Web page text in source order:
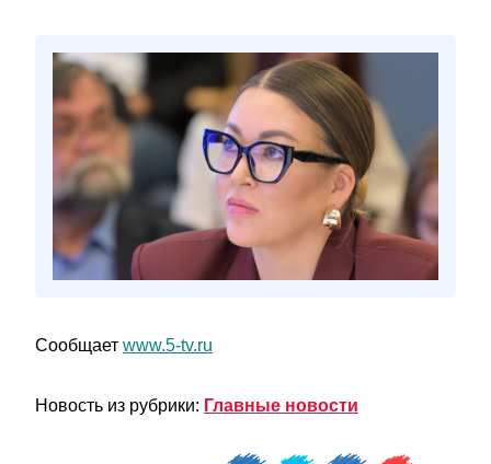
Сообщает www.5-tv.ru
Новость из рубрики: Главные новости